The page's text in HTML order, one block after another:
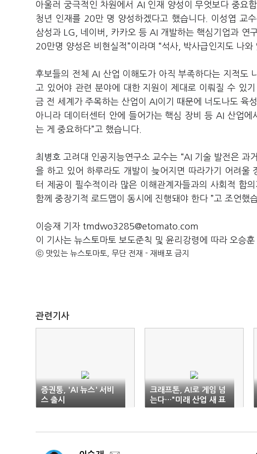
아울러 궁극적인 차원에서 AI 인재 양성이 무엇보다 중요
청년 인재를 20만 명 양성하겠다고 했습니다. 이성엽 교
삼성과 LG, 네이버, 카카오 등 AI 개발하는 핵심기업과 연
20만명 양성은 비현실적”이라며 “석사, 박사급인지도 나
후보들의 전체 AI 산업 이해도가 아직 부족하다는 지적도
고 있어야 관련 분야에 대한 지원이 제대로 이뤄질 수 있
금 전 세계가 주목하는 산업이 AI이기 때문에 너도나도 육
아니라 데이터센터 안에 들어가는 핵심 장비 등 AI 산업
는 게 중요하다”고 했습니다.
최병호 고려대 인공지능연구소 교수는 “AI 기술 발전은
을 하고 있어 하루라도 개발이 늦어지면 따라가기 어려울
터 제공이 필수적이라 많은 이해관계자들과의 사회적 합
함께 중장기적 로드맵이 동시에 진행돼야 한다 ”고 조언했
이승재 기자 tmdwo3285@etomato.com
이 기사는 뉴스토마토 보도준칙 및 윤리강령에 따라 오승
ⓒ 맛있는 뉴스토마토, 무단 전재 - 재배포 금지
관련기사
증권통, 'AI 뉴스' 서비
스 출시
크래프톤, AI로 게임 넘
는다…"미래 산업 새 표
준 만들 것"